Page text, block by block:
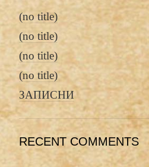
(no title)
(no title)
(no title)
(no title)
ЗАПИСНИ
RECENT COMMENTS